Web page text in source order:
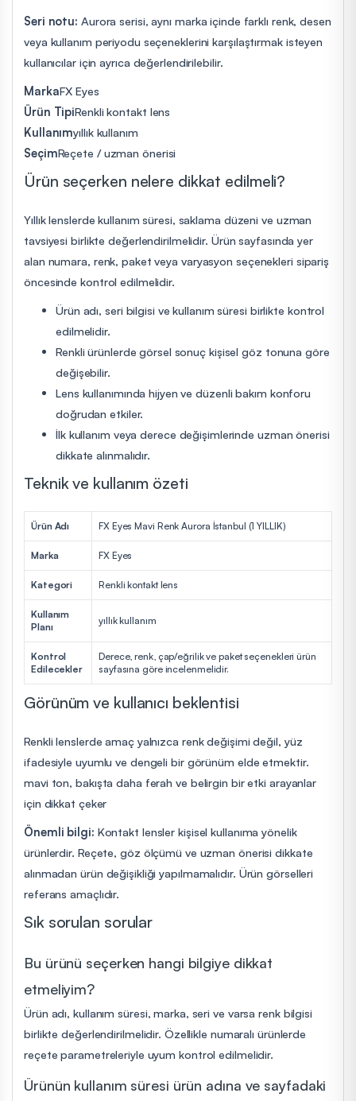
Seri notu: Aurora serisi, aynı marka içinde farklı renk, desen
veya kullanım periyodu seçeneklerini karşılaştırmak isteyen
kullanıcılar için ayrıca değerlendirilebilir.
MarkaFX Eyes
Ürün TipiRenkli kontakt lens
Kullanımyıllık kullanım
SeçimReçete / uzman önerisi
Ürün seçerken nelere dikkat edilmeli?
Yıllık lenslerde kullanım süresi, saklama düzeni ve uzman
tavsiyesi birlikte değerlendirilmelidir. Ürün sayfasında yer
alan numara, renk, paket veya varyasyon seçenekleri sipariş
öncesinde kontrol edilmelidir.
Ürün adı, seri bilgisi ve kullanım süresi birlikte kontrol
edilmelidir.
Renkli ürünlerde görsel sonuç kişisel göz tonuna göre
değişebilir.
Lens kullanımında hijyen ve düzenli bakım konforu
doğrudan etkiler.
İlk kullanım veya derece değişimlerinde uzman önerisi
dikkate alınmalıdır.
Teknik ve kullanım özeti
Ürün Adı FX Eyes Mavi Renk Aurora İstanbul (1 YILLIK)
Marka FX Eyes
Kategori Renkli kontakt lens
Kullanım
Planı
yıllık kullanım
Kontrol
Edilecekler
Derece, renk, çap/eğrilik ve paket seçenekleri ürün
sayfasına göre incelenmelidir.
Görünüm ve kullanıcı beklentisi
Renkli lenslerde amaç yalnızca renk değişimi değil, yüz
ifadesiyle uyumlu ve dengeli bir görünüm elde etmektir.
mavi ton, bakışta daha ferah ve belirgin bir etki arayanlar
için dikkat çeker
Önemli bilgi: Kontakt lensler kişisel kullanıma yönelik
ürünlerdir. Reçete, göz ölçümü ve uzman önerisi dikkate
alınmadan ürün değişikliği yapılmamalıdır. Ürün görselleri
referans amaçlıdır.
Sık sorulan sorular
Bu ürünü seçerken hangi bilgiye dikkat
etmeliyim?
Ürün adı, kullanım süresi, marka, seri ve varsa renk bilgisi
birlikte değerlendirilmelidir. Özellikle numaralı ürünlerde
reçete parametreleriyle uyum kontrol edilmelidir.
Ürünün kullanım süresi ürün adına ve sayfadaki